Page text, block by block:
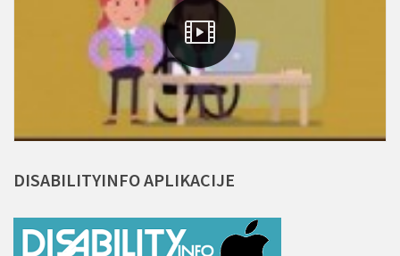
DISABILITYINFOAPLIKACIJE